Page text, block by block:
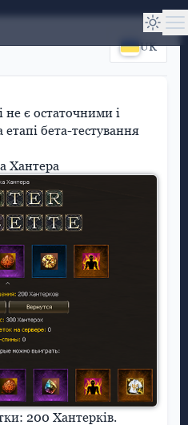
UK
не є остаточними і
бета-тестування
Хантера
200 Хантерків.